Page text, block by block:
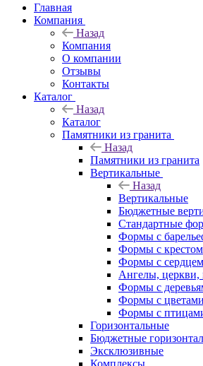
Главная
Компания
Назад
Компания
О компании
Отзывы
Контакты
Каталог
Назад
Каталог
Памятники из гранита
Назад
Памятники из гранита
Вертикальные
Назад
Вертикальные
Бюджетные
Стандартные
Формы с
Формы с крестом
Формы с сердцем
Ангелы, церкви,
Формы с
Формы с цветами
Формы с
Горизонтальные
Бюджетные
Эксклюзивные
Комплексы